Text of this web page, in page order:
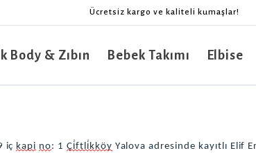
Ücretsiz kargo ve kaliteli kumaşlar!
Body & Zıbın Bebek Takımı Elbise
iç kapi no: 1 Çi̇ftli̇kköy Yalova adresinde kayıtlı Elif